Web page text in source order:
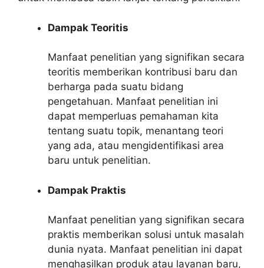
Dampak Teoritis
Manfaat penelitian yang signifikan secara
teoritis memberikan kontribusi baru dan
berharga pada suatu bidang
pengetahuan. Manfaat penelitian ini
dapat memperluas pemahaman kita
tentang suatu topik, menantang teori
yang ada, atau mengidentifikasi area
baru untuk penelitian.
Dampak Praktis
Manfaat penelitian yang signifikan secara
praktis memberikan solusi untuk masalah
dunia nyata. Manfaat penelitian ini dapat
menghasilkan produk atau layanan baru,